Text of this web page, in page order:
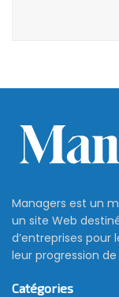
Managers est un
un site Web
d’entreprises
leur progression
Catégories